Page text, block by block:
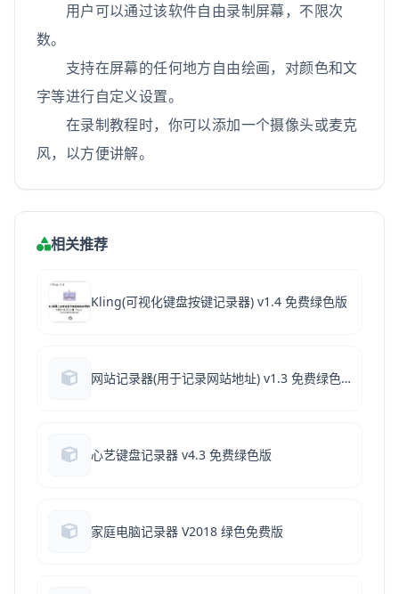
用户可以通过该软件自由录制屏幕，不限次
数。
支持在屏幕的任何地方自由绘画，对颜色和文
字等进行自定义设置。
在录制教程时，你可以添加一个摄像头或麦克
风，以方便讲解。
相关推荐
Kling(可视化键盘按键记录器) v1.4 免费绿色版
网站记录器(用于记录网站地址) v1.3 免费绿色版
心艺键盘记录器 v4.3 免费绿色版
家庭电脑记录器 V2018 绿色免费版